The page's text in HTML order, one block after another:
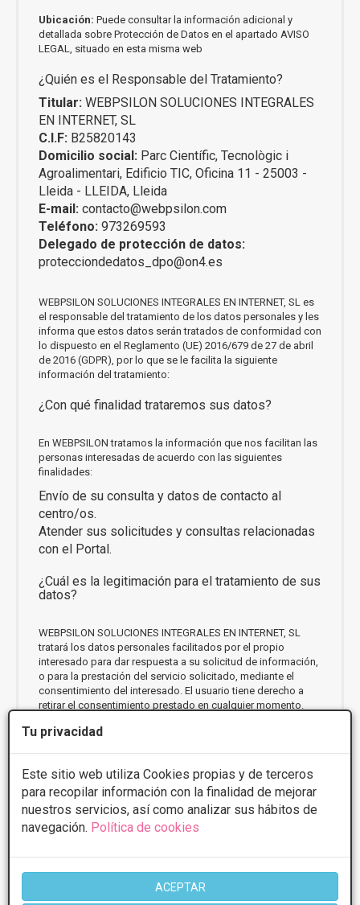
Tu privacidad
Este sitio web utiliza Cookies propias y de terceros
para recopilar información con la finalidad de mejorar
nuestros servicios, así como analizar sus hábitos de
navegación. Política de cookies
ACEPTAR
Ubicación: Puede consultar la información adicional y
detallada sobre Protección de Datos en el apartado AVISO
LEGAL, situado en esta misma web
¿Quién es el Responsable del Tratamiento?
Titular: WEBPSILON SOLUCIONES INTEGRALES
EN INTERNET, SL
C.I.F: B25820143
Domicilio social: Parc Científic, Tecnològic i
Agroalimentari, Edificio TIC, Oficina 11 - 25003 -
Lleida - LLEIDA, Lleida
E-mail: contacto@webpsilon.com
Teléfono: 973269593
Delegado de protección de datos:
protecciondedatos_dpo@on4.es
WEBPSILON SOLUCIONES INTEGRALES EN INTERNET, SL es
el responsable del tratamiento de los datos personales y les
informa que estos datos serán tratados de conformidad con
lo dispuesto en el Reglamento (UE) 2016/679 de 27 de abril
de 2016 (GDPR), por lo que se le facilita la siguiente
información del tratamiento:
¿Con qué finalidad trataremos sus datos?
En WEBPSILON tratamos la información que nos facilitan las
personas interesadas de acuerdo con las siguientes
finalidades:
Envío de su consulta y datos de contacto al
centro/os.
Atender sus solicitudes y consultas relacionadas
con el Portal.
¿Cuál es la legitimación para el tratamiento de sus
datos?
WEBPSILON SOLUCIONES INTEGRALES EN INTERNET, SL
tratará los datos personales facilitados por el propio
interesado para dar respuesta a su solicitud de información,
o para la prestación del servicio solicitado, mediante el
consentimiento del interesado. El usuario tiene derecho a
retirar el consentimiento prestado en cualquier momento.
de la presente Política de Privacidad y las casillas
correspondientes.
¿Durante cuánto tiempo se conservarán sus
datos?
Los datos personales se conservarán mientras usted sea
usuario y no solicite la supresión de sus datos. En algún
caso podrán conservarse los datos personales que puedan